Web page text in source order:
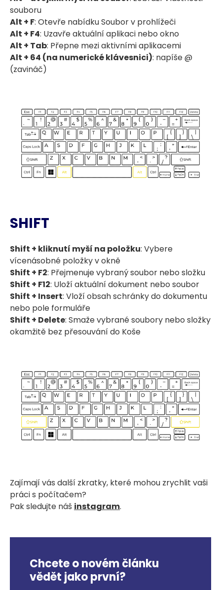
souboru
Alt + F: Otevře nabídku Soubor v prohlížeči
Alt + F4: Uzavře aktuální aplikaci nebo okno
Alt + Tab: Přepne mezi aktivními aplikacemi
Alt + 64 (na numerické klávesnici): napíše @
(zavináč)
SHIFT
Shift + kliknutí myší na položku: Vybere
vícenásobné položky v okně
Shift + F2: Přejmenuje vybraný soubor nebo složku
Shift + F12: Uloží aktuální dokument nebo soubor
Shift + Insert: Vloží obsah schránky do dokumentu
nebo pole formuláře
Shift + Delete: Smaže vybrané soubory nebo složky
okamžitě bez přesouvání do Koše
Zajímají vás další zkratky, které mohou zrychlit vaši
práci s počítačem?
Pak sledujte náš instagram.
Chcete o novém článku
vědět jako první?